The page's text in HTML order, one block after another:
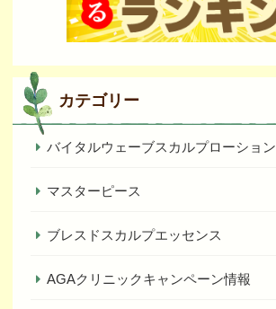
カテゴリー
バイタルウェーブスカルプローション
マスターピース
ブレスドスカルプエッセンス
AGAクリニックキャンペーン情報